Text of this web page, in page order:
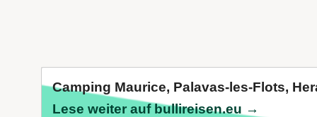
Camping Maurice, Palavas-les-Flots,
Lese weiter auf bullireisen.eu →